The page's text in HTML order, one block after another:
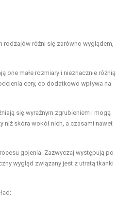
rodzajów różni się zarówno wyglądem,
one małe rozmiary i nieznacznie różnią
cery, co dodatkowo wpływa na
się wyraźnym zgrubieniem i mogą
skóra wokół nich, a czasami nawet
gojenia. Zazwyczaj występują po
wygląd związany jest z utratą tkanki